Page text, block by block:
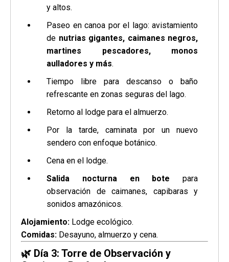
y altos.
Paseo en canoa por el lago: avistamiento
de nutrias gigantes, caimanes negros,
martines pescadores, monos
aulladores y más.
Tiempo libre para descanso o baño
refrescante en zonas seguras del lago.
Retorno al lodge para el almuerzo.
Por la tarde, caminata por un nuevo
sendero con enfoque botánico.
Cena en el lodge.
Salida nocturna en bote para
observación de caimanes, capibaras y
sonidos amazónicos.
Alojamiento: Lodge ecológico.
Comidas: Desayuno, almuerzo y cena.
🌿 Día 3: Torre de Observación y